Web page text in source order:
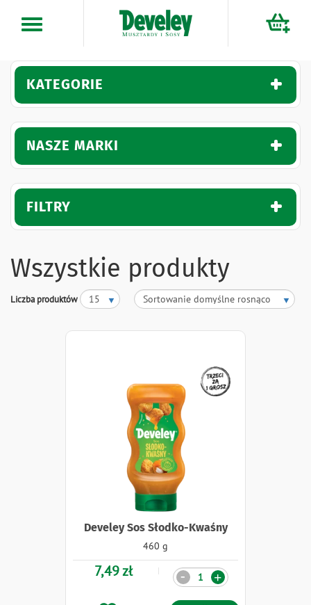
KATEGORIE
NASZE MARKI
FILTRY
Wszystkie produkty
Liczba produktów
Develey Sos Słodko-Kwaśny
460 g
Naklejki
7,49 zł Ilość +
-